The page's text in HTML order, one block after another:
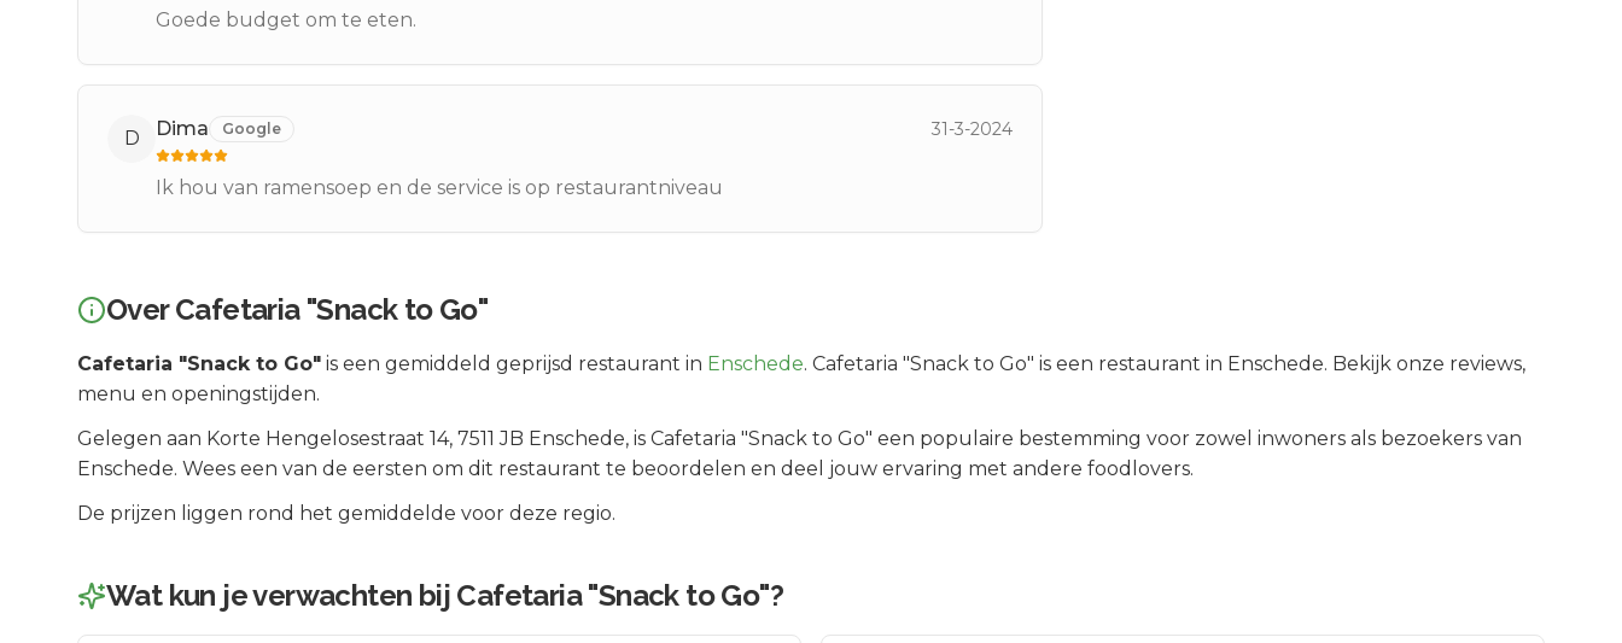
Goede budget om te eten.
D Dima Google 31-3-2024
Ik hou van ramensoep en de service is op restaurantniveau
OverCafetaria "Snack to Go"
Cafetaria "Snack to Go" is een gemiddeld geprijsd restaurant in Enschede. Cafetaria "Snack to Go" is een restaurant in Enschede. Bekijk onze reviews,
menu en openingstijden.
Gelegen aan Korte Hengelosestraat 14, 7511 JB Enschede, is Cafetaria "Snack to Go" een populaire bestemming voor zowel inwoners als bezoekers van
Enschede. Wees een van de eersten om dit restaurant te beoordelen en deel jouw ervaring met andere foodlovers.
De prijzen liggen rond het gemiddelde voor deze regio.
Wat kun je verwachten bij Cafetaria "Snack to Go"?